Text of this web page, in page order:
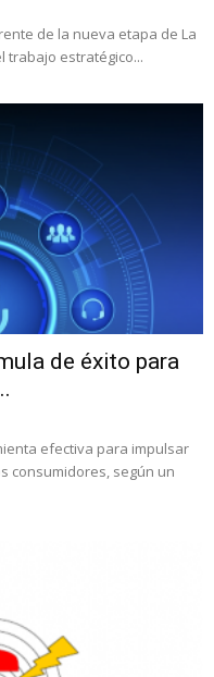
de la nueva etapa de La
trabajo estratégico...
de éxito para
efectiva para impulsar
consumidores, según un